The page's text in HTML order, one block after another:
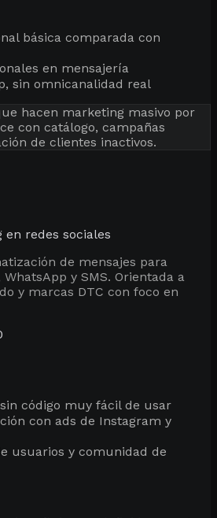
básica comparada con
en mensajería
sin omnicanalidad real
hacen marketing masivo por
con catálogo, campañas
de clientes inactivos.
redes sociales
de mensajes para
y SMS. Orientada a
y marcas DTC con foco en
código muy fácil de usar
con ads de Instagram y
usuarios y comunidad de